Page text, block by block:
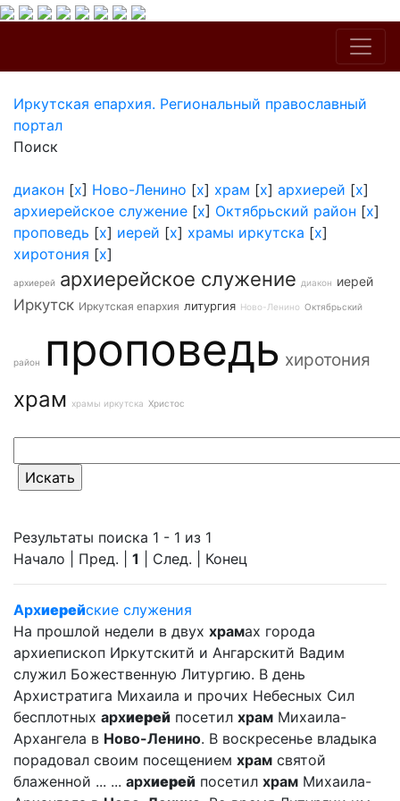
Иркутская епархия. Региональный православный
портал
Поиск
диакон [x] Ново-Ленино [x] храм [x] архиерей [x]
архиерейское служение [x] Октябрьский район [x]
проповедь [x] иерей [x] храмы иркутска [x]
хиротония [x]
архиерей архиерейское служение диакон иерей
Иркутск Иркутская епархия литургия Ново-Ленино Октябрьский
район проповедь хиротония
храм храмы иркутска Христос
Результаты поиска 1 - 1 из 1
Начало | Пред. | 1 | След. | Конец
Архиерейские служения
На прошлой недели в двух храмах города
архиепископ Иркутскитй и Ангарскитй Вадим
служил Божественную Литургию. В день
Архистратига Михаила и прочих Небесных Сил
бесплотных архиерей посетил храм Михаила-
Архангела в Ново-Ленино. В воскресенье владыка
порадовал своим посещением храм святой
блаженной ... ... архиерей посетил храм Михаила-